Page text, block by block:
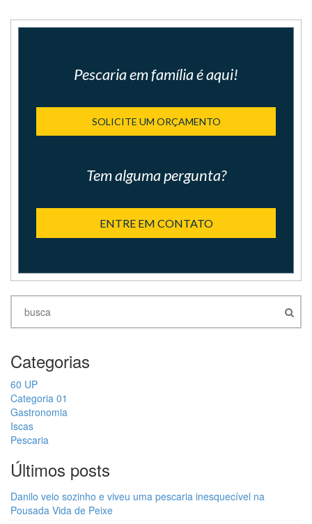
Pescaria em família é aqui!
SOLICITE UM ORÇAMENTO
Tem alguma pergunta?
ENTRE EM CONTATO
Categorias
60 UP
Categoria 01
Gastronomia
Iscas
Pescaria
Últimos posts
Danilo veio sozinho e viveu uma pescaria inesquecível na
Pousada Vida de Peixe